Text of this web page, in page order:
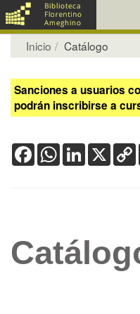
Inicio Catálogo
Sanciones a usuarios
podrán inscribirse a
FacebookWhatsApp
LinkedIn
X